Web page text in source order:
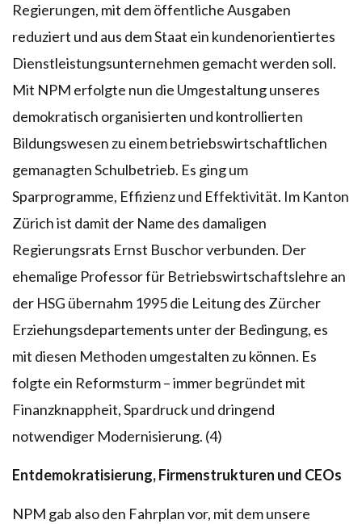
Regierungen, mit dem öffentliche Ausgaben
reduziert und aus dem Staat ein kundenorientiertes
Dienstleistungsunternehmen gemacht werden soll.
Mit NPM erfolgte nun die Umgestaltung unseres
demokratisch organisierten und kontrollierten
Bildungswesen zu einem betriebswirtschaftlichen
gemanagten Schulbetrieb. Es ging um
Sparprogramme, Effizienz und Effektivität. Im Kanton
Zürich ist damit der Name des damaligen
Regierungsrats Ernst Buschor verbunden. Der
ehemalige Professor für Betriebswirtschaftslehre an
der HSG übernahm 1995 die Leitung des Zürcher
Erziehungsdepartements unter der Bedingung, es
mit diesen Methoden umgestalten zu können. Es
folgte ein Reformsturm – immer begründet mit
Finanzknappheit, Spardruck und dringend
notwendiger Modernisierung. (4)
Entdemokratisierung, Firmenstrukturen und CEOs
NPM gab also den Fahrplan vor, mit dem unsere